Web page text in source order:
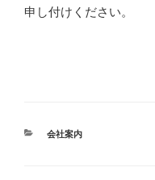
申し付けください。
カ
会社案内